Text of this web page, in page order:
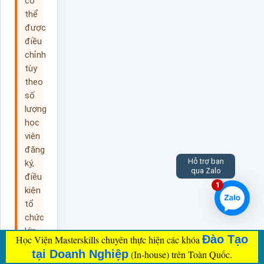
thể
được
điều
chỉnh
tùy
theo
số
lượng
học
viên
đăng
ký,
điều
kiện
tổ
chức
lớp
và
kế
1
Hỗ trợ bạn
qua Zalo
Học Viện Masterskills chuyên thực hiện các khóa Đào Tạo
tại Doanh Nghiệp(In-house) trên Toàn Quốc.